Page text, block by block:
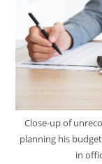
Close-up of
planning his
in